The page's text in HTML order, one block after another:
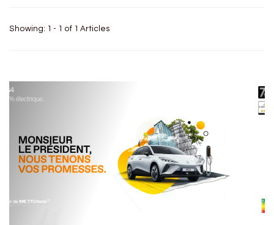
Showing: 1 - 1 of 1 Articles